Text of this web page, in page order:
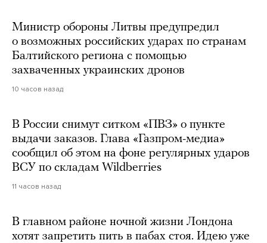
Министр обороны Литвы предупредил
о возможных российских ударах по странам
Балтийского региона с помощью
захваченных украинских дронов
10 часов назад
В России снимут ситком «ПВЗ» о пункте
выдачи заказов. Глава «Газпром-медиа»
сообщил об этом на фоне регулярных ударов
ВСУ по складам Wildberries
11 часов назад
В главном районе ночной жизни Лондона
хотят запретить пить в пабах стоя. Идею уже